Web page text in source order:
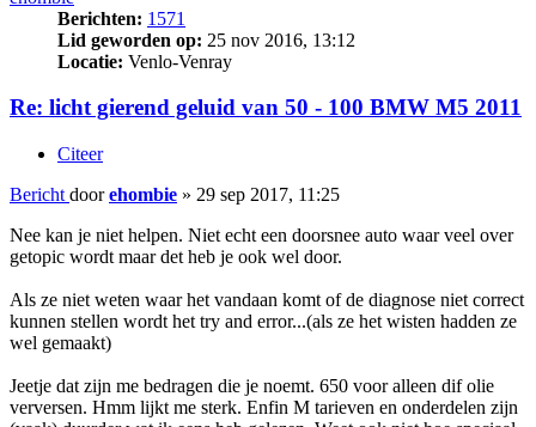
Berichten: 1571
Lid geworden op: 25 nov 2016, 13:12
Locatie: Venlo-Venray
Re: licht gierend geluid van 50 - 100 BMW M5 2011
Citeer
Bericht doorehombie » 29 sep 2017, 11:25
Nee kan je niet helpen. Niet echt een doorsnee auto waar veel over
getopic wordt maar det heb je ook wel door.
Als ze niet weten waar het vandaan komt of de diagnose niet correct
kunnen stellen wordt het try and error...(als ze het wisten hadden ze
wel gemaakt)
Jeetje dat zijn me bedragen die je noemt. 650 voor alleen dif olie
verversen. Hmm lijkt me sterk. Enfin M tarieven en onderdelen zijn